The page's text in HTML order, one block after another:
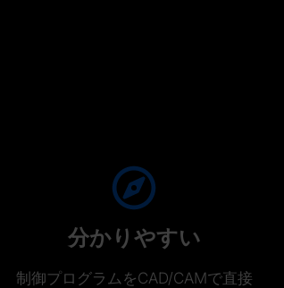
分かりやすい
制御プログラムをCAD/CAMで直接